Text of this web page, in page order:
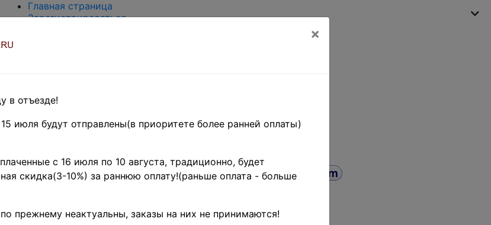
Главная страница
Зарегистрироваться
Оценка и покупка
Поиск по магазину
Главная
Филателия»
Европа»
цена от
×
в отъезде!
июля будут отправлены(в приоритете более ранней оплаты)
с 16 июля по 10 августа, традиционно, будет
скидка(3-10%) за раннюю оплату!(раньше оплата - больше
прежнему неактуальны, заказы на них не принимаются!